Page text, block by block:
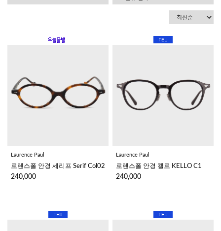
Laurence Paul
로렌스폴 안경 세리프 Serif Col02
240,000
Laurence Paul
로렌스폴 안경 켈로 KELLO C1
240,000